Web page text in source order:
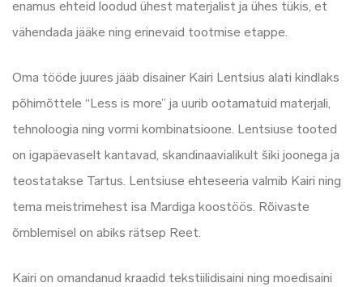
enamus ehteid loodud ühest materjalist ja ühes tükis, et
vähendada jääke ning erinevaid tootmise etappe.
Oma tööde juures jääb disainer Kairi Lentsius alati kindlaks
põhimõttele “Less is more” ja uurib ootamatuid materjali,
tehnoloogia ning vormi kombinatsioone. Lentsiuse tooted
on igapäevaselt kantavad, skandinaavialikult šiki joonega ja
teostatakse Tartus. Lentsiuse ehteseeria valmib Kairi ning
tema meistrimehest isa Mardiga koostöös. Rõivaste
õmblemisel on abiks rätsep Reet.
Kairi on omandanud kraadid tekstiilidisaini ning moedisaini